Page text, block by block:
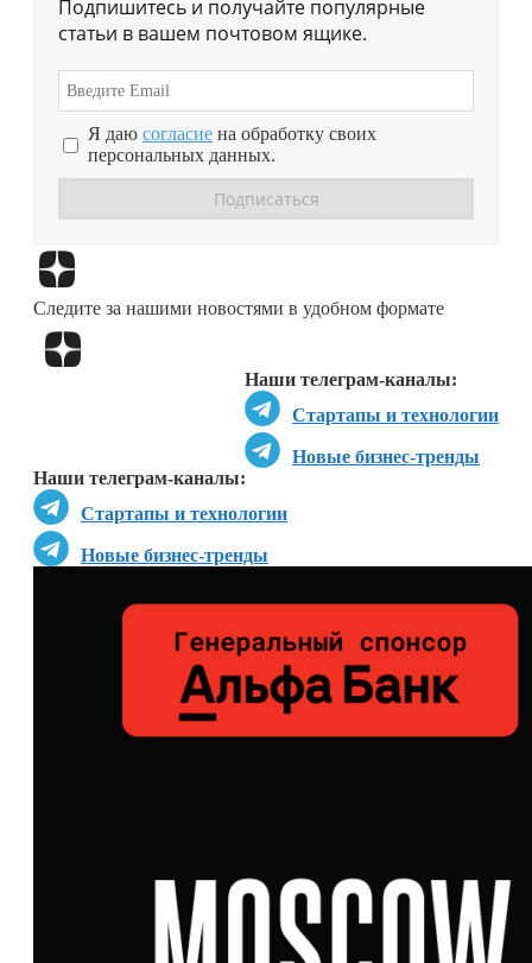
Подпишитесь и получайте популярные
статьи в вашем почтовом ящике.
Я даю согласие на обработку своих
персональных данных.
Следите за нашими новостями в удобном формате
Наши телеграм-каналы:
Стартапы и технологии
Новые бизнес-тренды
Наши телеграм-каналы:
Стартапы и технологии
Новые бизнес-тренды